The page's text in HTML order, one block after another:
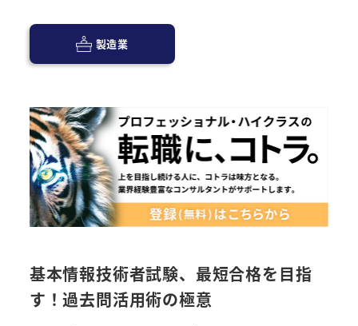
製造業
基本情報技術者試験、最短合格を目指
す！過去問活用術の極意